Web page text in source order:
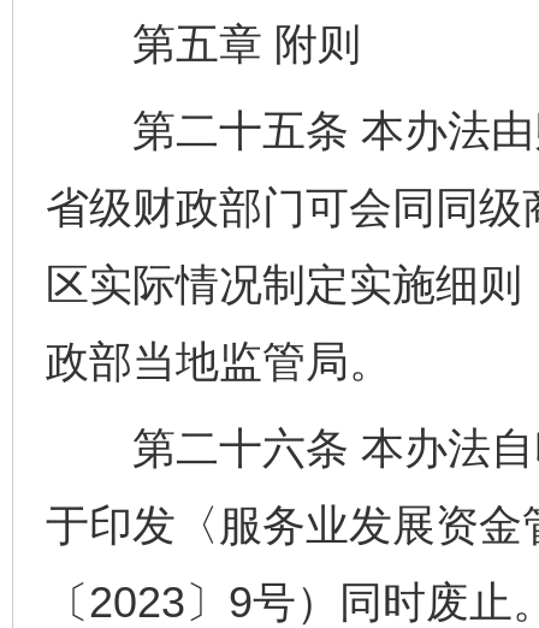
第五章 附则
第二十五条 本办法由
省级财政部门可会同同
区实际情况制定实施细
政部当地监管局。
第二十六条 本办法自
于印发〈服务业发展资
〔2023〕9号）同时废止